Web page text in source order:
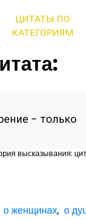
ЦИТАТЫ ПО
КАТЕГОРИЯМ
- только
высказывания:
о женщинах,о